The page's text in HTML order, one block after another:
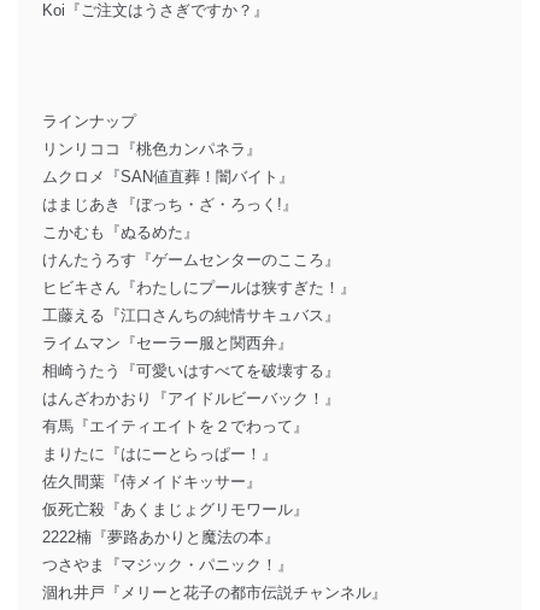
Koi『ご注文はうさぎですか？』
ラインナップ
リンリココ『桃色カンパネラ』
ムクロメ『SAN値直葬！闇バイト』
はまじあき『ぼっち・ざ・ろっく!』
こかむも『ぬるめた』
けんたうろす『ゲームセンターのこころ』
ヒビキさん『わたしにプールは狭すぎた！』
工藤える『江口さんちの純情サキュバス』
ライムマン『セーラー服と関西弁』
相崎うたう『可愛いはすべてを破壊する』
はんざわかおり『アイドルビーバック！』
有馬『エイティエイトを２でわって』
まりたに『はにーとらっぱー！』
佐久間葉『侍メイドキッサー』
仮死亡殺『あくまじょグリモワール』
2222楠『夢路あかりと魔法の本』
つさやま『マジック・パニック！』
涸れ井戸『メリーと花子の都市伝説チャンネル』